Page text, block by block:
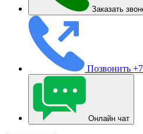
Заказать
Позвонить
Онлайн чат